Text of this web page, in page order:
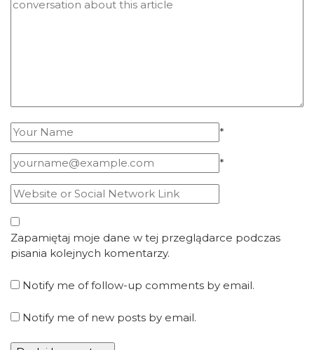
*
*
Zapamiętaj moje dane w tej przeglądarce podczas
pisania kolejnych komentarzy.
Notify me of follow-up comments by email.
Notify me of new posts by email.